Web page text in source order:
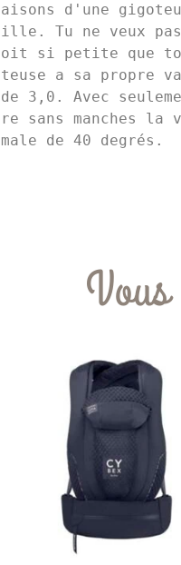
d'une
Tu ne veux
si petite que
a sa
3,0. Avec
sans manches
de 40 degrés.